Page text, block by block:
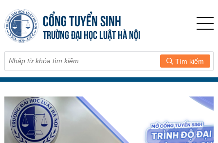
CỔNG TUYỂN SINH
TRƯỜNG ĐẠI HỌC LUẬT HÀ NỘI
Tìm kiếm